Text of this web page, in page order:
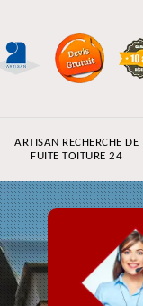
ARTISAN RECHERCHE DE
FUITE TOITURE 24